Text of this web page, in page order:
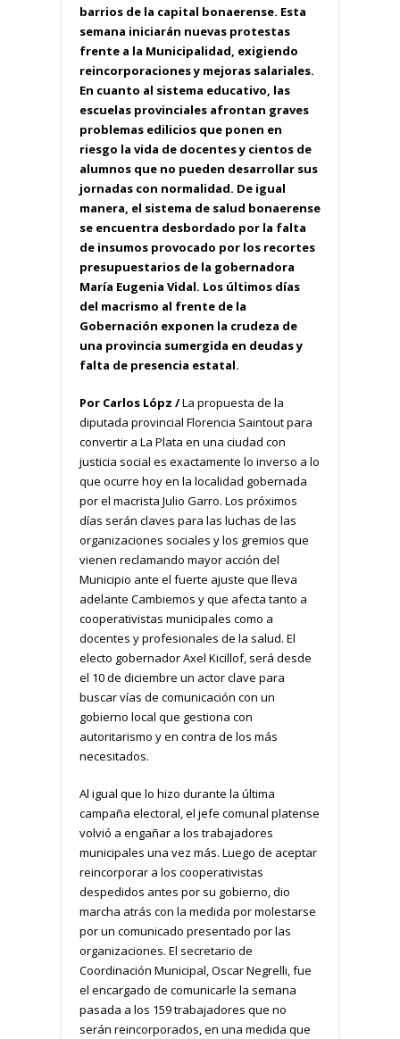
barrios de la capital bonaerense. Esta
semana iniciarán nuevas protestas
frente a la Municipalidad, exigiendo
reincorporaciones y mejoras salariales.
En cuanto al sistema educativo, las
escuelas provinciales afrontan graves
problemas edilicios que ponen en
riesgo la vida de docentes y cientos de
alumnos que no pueden desarrollar sus
jornadas con normalidad. De igual
manera, el sistema de salud bonaerense
se encuentra desbordado por la falta
de insumos provocado por los recortes
presupuestarios de la gobernadora
María Eugenia Vidal. Los últimos días
del macrismo al frente de la
Gobernación exponen la crudeza de
una provincia sumergida en deudas y
falta de presencia estatal.
Por Carlos Lópz /La propuesta de la
diputada provincial Florencia Saintout para
convertir a La Plata en una ciudad con
justicia social es exactamente lo inverso a lo
que ocurre hoy en la localidad gobernada
por el macrista Julio Garro. Los próximos
días serán claves para las luchas de las
organizaciones sociales y los gremios que
vienen reclamando mayor acción del
Municipio ante el fuerte ajuste que lleva
adelante Cambiemos y que afecta tanto a
cooperativistas municipales como a
docentes y profesionales de la salud. El
electo gobernador Axel Kicillof, será desde
el 10 de diciembre un actor clave para
buscar vías de comunicación con un
gobierno local que gestiona con
autoritarismo y en contra de los más
necesitados.
Al igual que lo hizo durante la última
campaña electoral, el jefe comunal platense
volvió a engañar a los trabajadores
municipales una vez más. Luego de aceptar
reincorporar a los cooperativistas
despedidos antes por su gobierno, dio
marcha atrás con la medida por molestarse
por un comunicado presentado por las
organizaciones. El secretario de
Coordinación Municipal, Oscar Negrelli, fue
el encargado de comunicarle la semana
pasada a los 159 trabajadores que no
serán reincorporados, en una medida que